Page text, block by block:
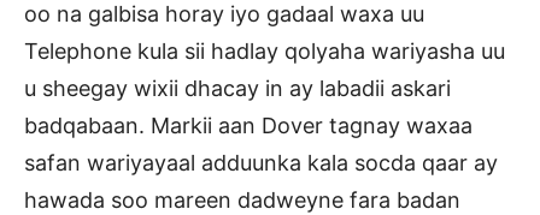
oo na galbisa horay iyo gadaal waxa uu
Telephone kula sii hadlay qolyaha wariyasha uu
u sheegay wixii dhacay in ay labadii askari
badqabaan. Markii aan Dover tagnay waxaa
safan wariyayaal adduunka kala socda qaar ay
hawada soo mareen dadweyne fara badan